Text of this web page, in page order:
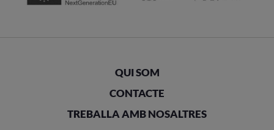
QUI SOM
CONTACTE
TREBALLA AMB NOSALTRES